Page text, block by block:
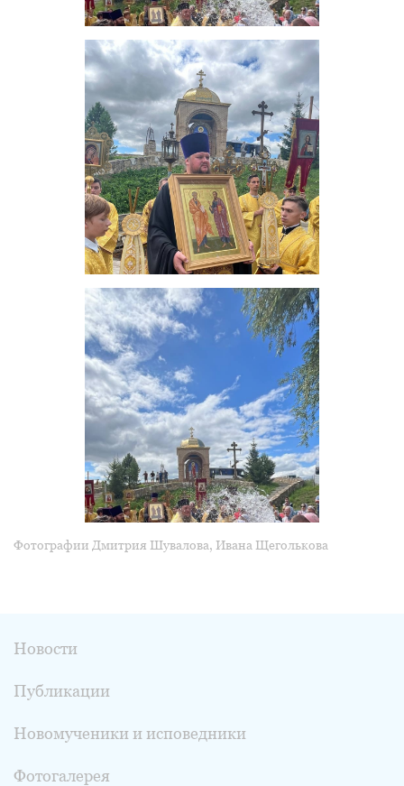
Фотографии Дмитрия Шувалова, Ивана Щеголькова
Новости
Публикации
Новомученики и исповедники
Фотогалерея